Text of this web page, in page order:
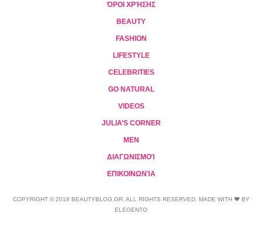
ΌΡΟΙ ΧΡΉΣΗΣ
BEAUTY
FASHION
LIFESTYLE
CELEBRITIES
GO NATURAL
VIDEOS
JULIA’S CORNER
MEN
ΔΙΑΓΩΝΙΣΜΟΊ
ΕΠΙΚΟΙΝΩΝΊΑ
COPYRIGHT © 2018 BEAUTYBLOG.GR. ALL RIGHTS RESERVED. MADE WITH ❤ BY
ELEGENTO